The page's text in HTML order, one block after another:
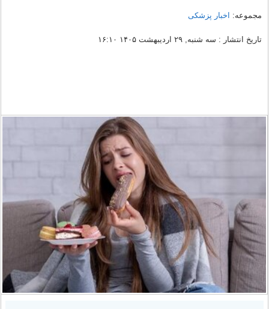
مجموعه: اخبار پزشکی
تاریخ انتشار : سه شنبه, ۲۹ اردیبهشت ۱۴۰۵ ۱۶:۱۰